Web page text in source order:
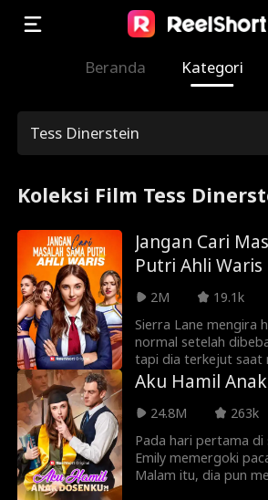
Beranda Kategori
Tess Dinerstein
Koleksi Film Tess
Jangan Cari
Putri Ahli Waris
2M
19.1k
Sierra Lane mengira
normal setelah
tapi dia terkejut saat
dia adalah ahli waris
menemukan
kemudian
mengancam posisi
Sierra harus berjuang
Aku Hamil
24.8M
263k
Pada hari pertama
Emily memergoki
Malam itu, dia pun